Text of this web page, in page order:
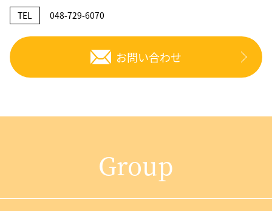
TEL
048-729-6070
お問い合わせ
Group